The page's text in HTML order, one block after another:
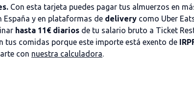
Con esta tarjeta puedes pagar tus almuerzos en
España y en plataformas de delivery como Uber
hasta 11€ diarios de tu salario bruto a Ticket
tus comidas porque este importe está exento de
con nuestra calculadora.